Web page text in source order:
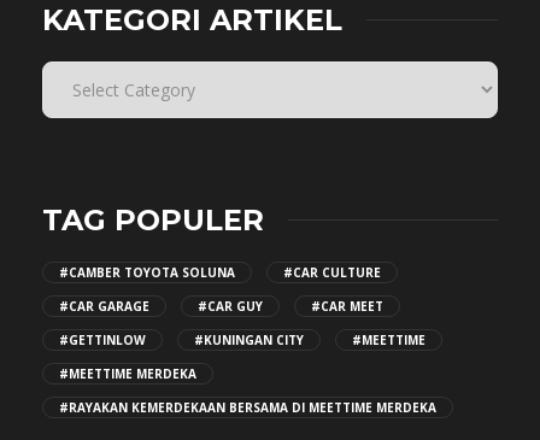
KATEGORI ARTIKEL
TAG POPULER
#CAMBER TOYOTA SOLUNA
#CAR CULTURE
#CAR GARAGE
#CAR GUY
#CAR MEET
#GETTINLOW
#KUNINGAN CITY
#MEETTIME
#MEETTIME MERDEKA
#RAYAKAN KEMERDEKAAN BERSAMA DI MEETTIME MERDEKA